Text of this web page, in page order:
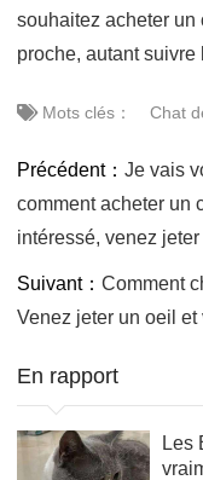
souhaitez acheter un
proche, autant
Mots clés： Chat
Précédent： Je vais
comment acheter un
intéressé, venez
Suivant： Comment
Venez jeter un oeil
En rapport
Les